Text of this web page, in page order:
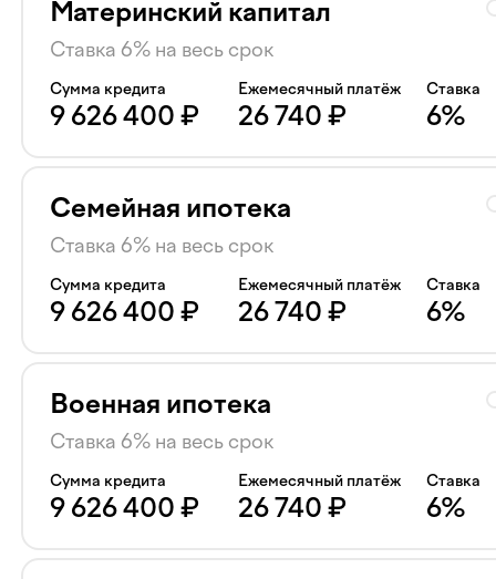
Материнский капитал
Ставка 6% на весь срок
Сумма кредита
9 626 400 ₽
Ежемесячный платёж
26 740 ₽
Ставка
6%
Семейная ипотека
Ставка 6% на весь срок
Сумма кредита
9 626 400 ₽
Ежемесячный платёж
26 740 ₽
Ставка
6%
Военная ипотека
Ставка 6% на весь срок
Сумма кредита
9 626 400 ₽
Ежемесячный платёж
26 740 ₽
Ставка
6%